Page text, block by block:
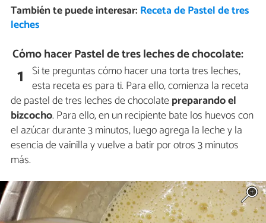
También te puede interesar: Receta de Pastel de tres
leches
Cómo hacer Pastel de tres leches de chocolate:
1 Si te preguntas cómo hacer una torta tres leches,
esta receta es para ti. Para ello, comienza la receta
de pastel de tres leches de chocolatepreparando el
bizcocho. Para ello, en un recipiente bate los huevos con
el azúcar durante 3 minutos, luego agrega la leche y la
esencia de vainilla y vuelve a batir por otros 3 minutos
más.